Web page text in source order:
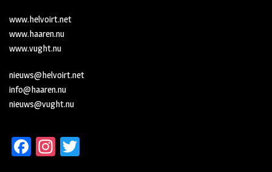
www.helvoirt.net
www.haaren.nu
www.vught.nu
nieuws@helvoirt.net
info@haaren.nu
nieuws@vught.nu
Fa In